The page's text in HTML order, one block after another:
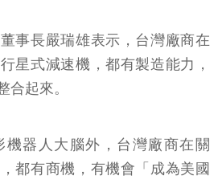
事長嚴瑞雄表示，台灣廠商在
星式減速機，都有製造能力，
合起來。
機器人大腦外，台灣廠商在關
都有商機，有機會「成為美國